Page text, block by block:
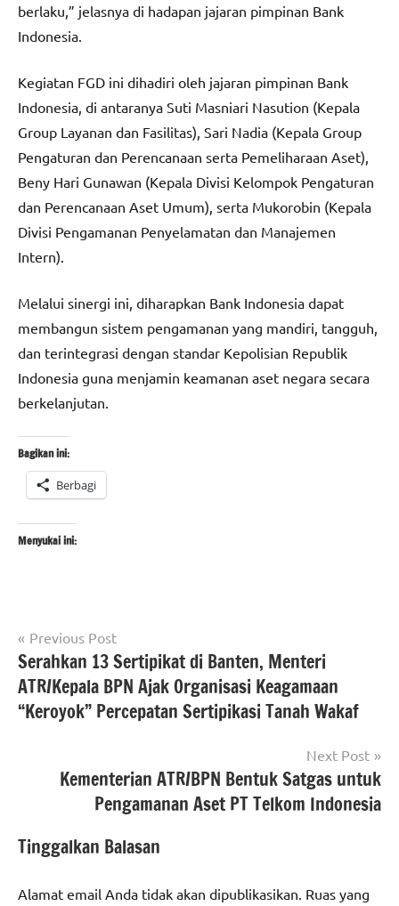
berlaku,” jelasnya di hadapan jajaran pimpinan Bank
Indonesia.
Kegiatan FGD ini dihadiri oleh jajaran pimpinan Bank
Indonesia, di antaranya Suti Masniari Nasution (Kepala
Group Layanan dan Fasilitas), Sari Nadia (Kepala Group
Pengaturan dan Perencanaan serta Pemeliharaan Aset),
Beny Hari Gunawan (Kepala Divisi Kelompok Pengaturan
dan Perencanaan Aset Umum), serta Mukorobin (Kepala
Divisi Pengamanan Penyelamatan dan Manajemen
Intern).
Melalui sinergi ini, diharapkan Bank Indonesia dapat
membangun sistem pengamanan yang mandiri, tangguh,
dan terintegrasi dengan standar Kepolisian Republik
Indonesia guna menjamin keamanan aset negara secara
berkelanjutan.
Bagikan ini:
Berbagi
Menyukai ini:
Tagged
with
#bank
Indonesia,
#Dirpamobvit
Baharkam
#objek
#Berita
jakarta
berita
nasional
Navigasi
pos
Previous Post
Serahkan 13 Sertipikat di Banten, Menteri
ATR/Kepala BPN Ajak Organisasi Keagamaan
“Keroyok” Percepatan Sertipikasi Tanah Wakaf
Next Post
Kementerian ATR/BPN Bentuk Satgas untuk
Pengamanan Aset PT Telkom Indonesia
Tinggalkan Balasan
Alamat email Anda tidak akan dipublikasikan. Ruas yang